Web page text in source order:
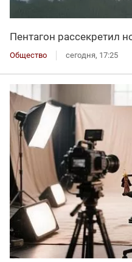
Пентагон рассекретил
Общество сегодня, 17:25